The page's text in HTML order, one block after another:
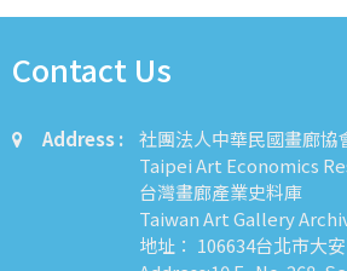
Contact Us
Address :
社團法人中華民國畫廊協
Taipei Art Economics
台灣畫廊產業史料庫
Taiwan Art Gallery
地址： 106634台北市大